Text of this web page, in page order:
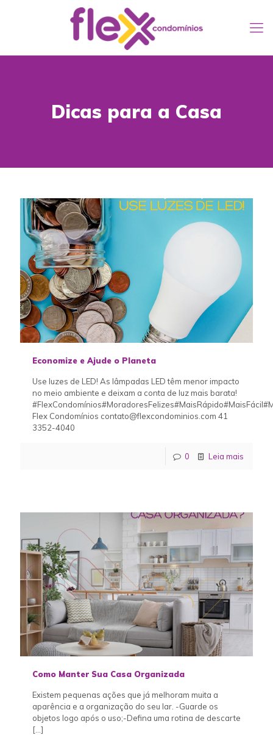
Dicas para a Casa
Economize e Ajude o Planeta
Use luzes de LED! As lâmpadas LED têm menor impacto
no meio ambiente e deixam a conta de luz mais barata!
Flex Condomínios contato@flexcondominios.com 41
3352-4040
0 Leia mais
Como Manter Sua Casa Organizada
Existem pequenas ações que já melhoram muita a
aparência e a organização do seu lar. -Guarde os
objetos logo após o uso;-Defina uma rotina de descarte
[…]